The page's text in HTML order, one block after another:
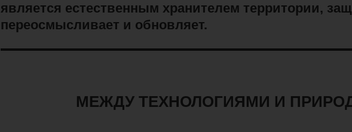
является естественным хранителем территории,
переосмысливает и обновляет.
МЕЖДУ ТЕХНОЛОГИЯМИ И